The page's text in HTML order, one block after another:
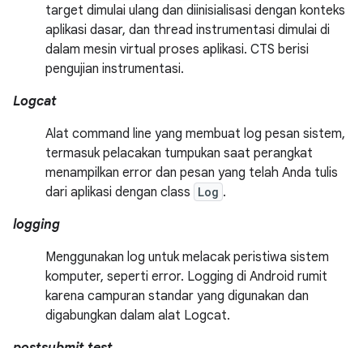
target dimulai ulang dan diinisialisasi dengan konteks
aplikasi dasar, dan thread instrumentasi dimulai di
dalam mesin virtual proses aplikasi. CTS berisi
pengujian instrumentasi.
Logcat
Alat command line yang membuat log pesan sistem,
termasuk pelacakan tumpukan saat perangkat
menampilkan error dan pesan yang telah Anda tulis
dari aplikasi dengan class Log .
logging
Menggunakan log untuk melacak peristiwa sistem
komputer, seperti error. Logging di Android rumit
karena campuran standar yang digunakan dan
digabungkan dalam alat Logcat.